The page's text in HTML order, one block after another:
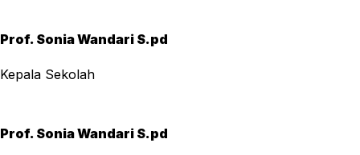
Prof. Sonia Wandari S.pd
Kepala Sekolah
Prof. Sonia Wandari S.pd